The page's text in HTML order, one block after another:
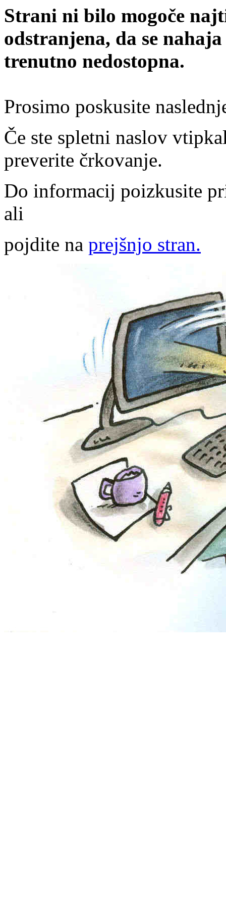
Strani ni bilo mogoče
odstranjena, da se
trenutno nedostopna.
Prosimo poskusite
Če ste spletni naslov
preverite črkovanje.
Do informacij poizkusite
ali
pojdite na prejšnjo stran.